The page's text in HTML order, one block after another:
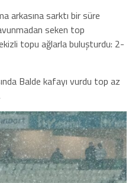
arkasına sarktı bir süre
seken top
topu ağlarla buluşturdu: 2-
Balde kafayı vurdu top az